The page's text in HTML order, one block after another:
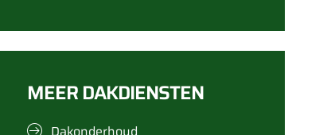
MEER DAKDIENSTEN